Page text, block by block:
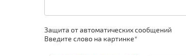
Защита от автоматических сообщений
Введите слово на картинке*